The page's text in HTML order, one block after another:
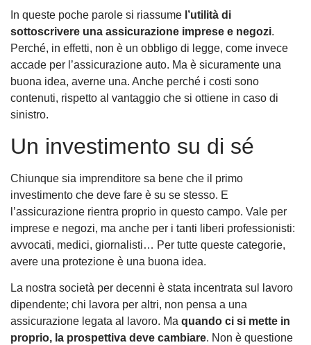
In queste poche parole si riassume l’utilità di
sottoscrivere una assicurazione imprese e negozi.
Perché, in effetti, non è un obbligo di legge, come invece
accade per l’assicurazione auto. Ma è sicuramente una
buona idea, averne una. Anche perché i costi sono
contenuti, rispetto al vantaggio che si ottiene in caso di
sinistro.
Un investimento su di sé
Chiunque sia imprenditore sa bene che il primo
investimento che deve fare è su se stesso. E
l’assicurazione rientra proprio in questo campo. Vale per
imprese e negozi, ma anche per i tanti liberi professionisti:
avvocati, medici, giornalisti… Per tutte queste categorie,
avere una protezione è una buona idea.
La nostra società per decenni è stata incentrata sul lavoro
dipendente; chi lavora per altri, non pensa a una
assicurazione legata al lavoro. Ma quando ci si mette in
proprio, la prospettiva deve cambiare. Non è questione